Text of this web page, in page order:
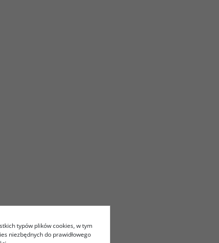
typów plików cookies, w tym
niezbędnych do prawidłowego